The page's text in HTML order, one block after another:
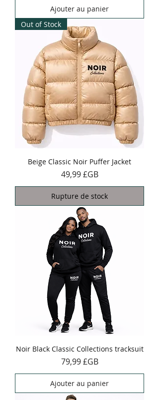
Ajouter au panier
Out of Stock
Beige Classic Noir Puffer Jacket
Prix
49,99 £GB
Rupture de stock
Noir Black Classic Collections tracksuit
Prix
79,99 £GB
Ajouter au panier